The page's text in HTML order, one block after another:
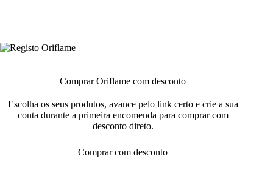
Comprar Oriflame com desconto
Escolha os seus produtos, avance pelo link certo e crie a sua
conta durante a primeira encomenda para comprar com
desconto direto.
Comprar com desconto